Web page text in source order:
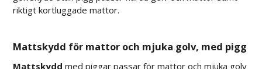
riktigt kortluggade mattor.
Mattskydd för mattor och mjuka golv, med pigg
Mattskydd med piggar passar för mattor och mjuka golv